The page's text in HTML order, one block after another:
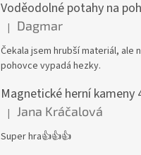
Hodnocení produktu je 4 z 5
| Dagmar
Čekala jsem hrubší materiál, ale
pohovce vypadá hezky.
Magnetické herní kameny
Hodnocení produktu je 5 z 5
| Jana Kráčalová
Super hra👍👍👍